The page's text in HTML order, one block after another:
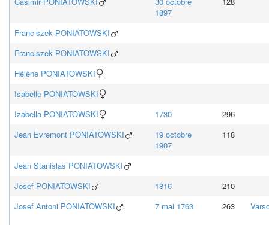
1897
Franciszek PONIATOWSKI
Franciszek PONIATOWSKI
Hélène PONIATOWSKI
Isabelle PONIATOWSKI
Izabella PONIATOWSKI 1730
296
Jean Evremont PONIATOWSKI
19 octobre
1907
118
Jean Stanislas PONIATOWSKI
Josef PONIATOWSKI 1816
210
Josef Antoni PONIATOWSKI 7 mai 1763 263